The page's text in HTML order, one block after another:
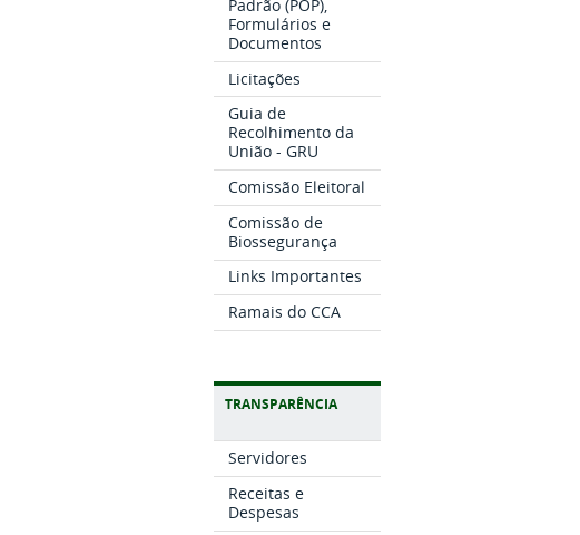
Padrão (POP),
Formulários e
Documentos
Licitações
Guia de
Recolhimento da
União - GRU
Comissão Eleitoral
Comissão de
Biossegurança
Links Importantes
Ramais do CCA
TRANSPARÊNCIA
Servidores
Receitas e
Despesas